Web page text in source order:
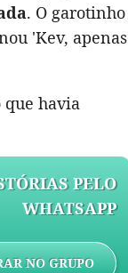
. O garotinho
'Kev, apenas
que havia
PELO
WHATSAPP
NO GRUPO